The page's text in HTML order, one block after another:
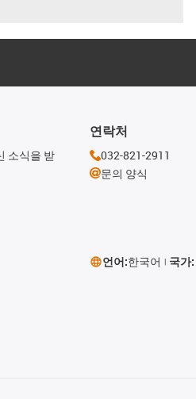
소식을 받
연락처
032-821-2911
문의 양식
언어:한국어 국가: